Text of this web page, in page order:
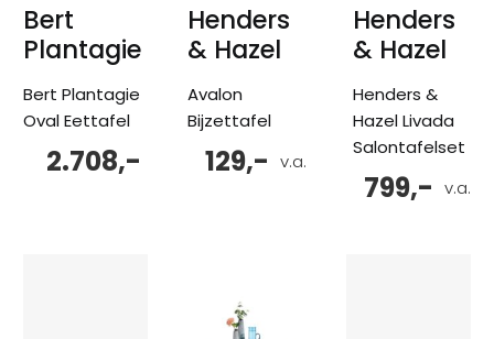
Bert
Plantagie
Bert Plantagie
Oval Eettafel
2.708,-
Henders
& Hazel
Avalon
Bijzettafel
v.a.
129,-
Henders
& Hazel
Henders &
Hazel Livada
Salontafelset
v.a.
799,-